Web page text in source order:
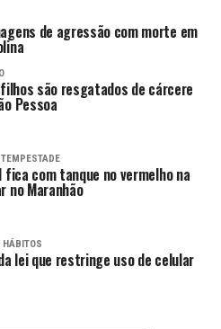
de agressão com morte em
são resgatados de cárcere
Pessoa
fica com tanque no vermelho na
no Maranhão
HÁBITOS
lei que restringe uso de celular